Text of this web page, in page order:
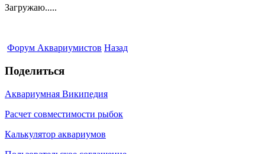
Загружаю.....
Форум Аквариумистов Назад
Поделиться
Аквариумная Википедия
Расчет совместимости рыбок
Калькулятор аквариумов